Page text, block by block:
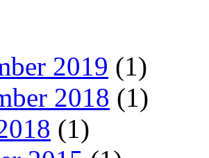
2019 (1)
2018 (1)
(1)